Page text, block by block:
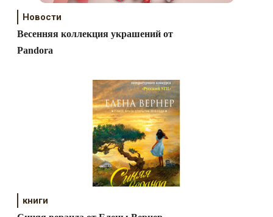
Новости
Весенняя коллекция украшений от
Pandora
книги